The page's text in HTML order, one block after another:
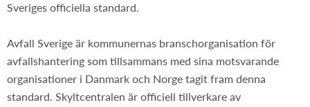
Sveriges officiella standard.
Avfall Sverige är kommunernas branschorganisation för
avfallshantering som tillsammans med sina motsvarande
organisationer i Danmark och Norge tagit fram denna
standard. Skyltcentralen är officiell tillverkare av